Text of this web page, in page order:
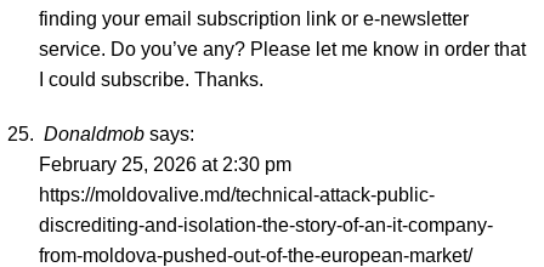
finding your email subscription link or e-newsletter
service. Do you’ve any? Please let me know in order that
I could subscribe. Thanks.
Donaldmob says:
February 25, 2026 at 2:30 pm
https://moldovalive.md/technical-attack-public-
discrediting-and-isolation-the-story-of-an-it-company-
from-moldova-pushed-out-of-the-european-market/